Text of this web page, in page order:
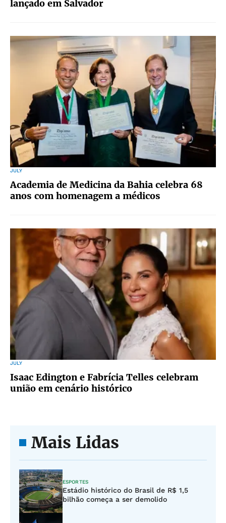
lançado em Salvador
JULY
Academia de Medicina da Bahia celebra 68
anos com homenagem a médicos
JULY
Isaac Edington e Fabrícia Telles celebram
união em cenário histórico
Mais Lidas
ESPORTES
Estádio histórico do Brasil de R$ 1,5
bilhão começa a ser demolido